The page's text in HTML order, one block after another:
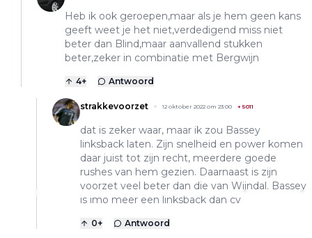
Heb ik ook geroepen,maar als je hem geen kans
geeft weet je het niet,verdedigend miss niet
beter dan Blind,maar aanvallend stukken
beter,zeker in combinatie met Bergwijn
4+ Antwoord
strakkevoorzet 12 oktober 2022 om 23:00 + 5011
dat is zeker waar, maar ik zou Bassey
linksback laten. Zijn snelheid en power komen
daar juist tot zijn recht, meerdere goede
rushes van hem gezien. Daarnaast is zijn
voorzet veel beter dan die van Wijndal. Bassey
is imo meer een linksback dan cv
0+ Antwoord